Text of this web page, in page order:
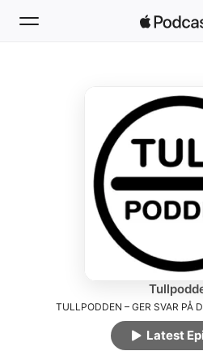
Top Charts
TULLPODDEN – GER SVAR PÅ
Latest